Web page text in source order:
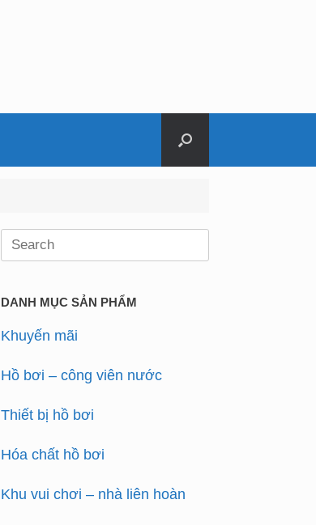
Search
DANH MỤC SẢN PHẨM
Khuyến mãi
Hồ bơi – công viên nước
Thiết bị hồ bơi
Hóa chất hồ bơi
Khu vui chơi – nhà liên hoàn